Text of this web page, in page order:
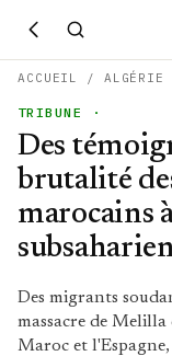
ACCUEIL / ALGÉRIE
TRIBUNE ·
Des
brutalité
marocains
Des migrants
massacre de
Maroc et